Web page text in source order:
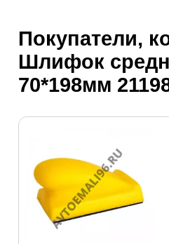
Покупатели,
Шлифок
70*198мм